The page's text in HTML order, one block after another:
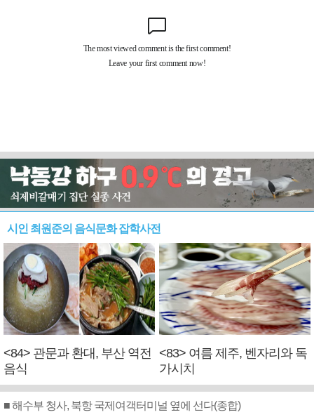
시인 최원준의 음식문화 잡학사전
<84> 관문과 환대, 부산 역전
음식
<83> 여름 제주, 벤자리와 독
가시치
■ 해수부 청사, 북항 국제여객터미널 옆에 선다(종합)